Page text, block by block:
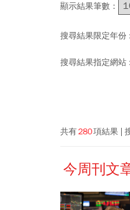
顯示結果筆數：
搜尋結果限定年份
搜尋結果指定網站
共有280項結果
今周刊文